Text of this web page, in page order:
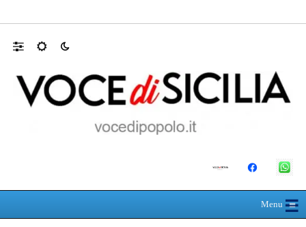
Menu≡
☰